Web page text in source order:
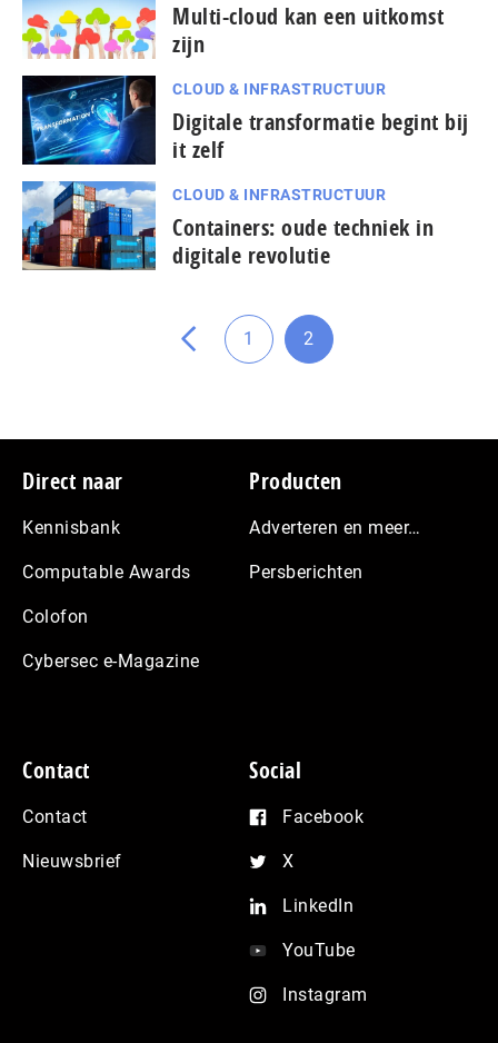
Multi-cloud kan een uitkomst
zijn
CLOUD & INFRASTRUCTUUR
Digitale transformatie begint bij
it zelf
CLOUD & INFRASTRUCTUUR
Containers: oude techniek in
digitale revolutie
Ga
de
vorige
pagina
Ga
1
Ga
2
Footer
Direct naar
Kennisbank
Computable Awards
Colofon
Cybersec e-Magazine
Producten
Adverteren en meer…
Persberichten
Contact
Contact
Nieuwsbrief
Social
Facebook
X
LinkedIn
YouTube
Instagram